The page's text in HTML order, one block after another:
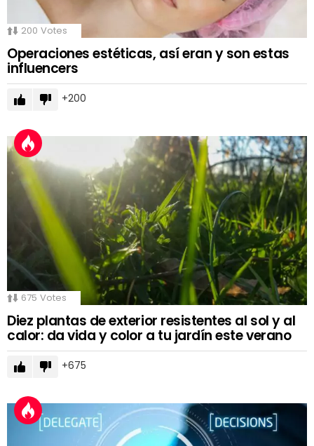
200 Votes
Operaciones estéticas, así eran y son estas
influencers
200
675 Votes
Diez plantas de exterior resistentes al sol y al
calor: da vida y color a tu jardín este verano
675